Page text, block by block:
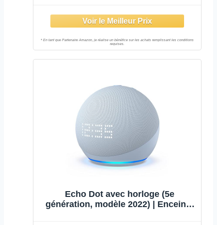
Echo Dot avec horloge (5e
génération, modèle 2022) | Enceinte